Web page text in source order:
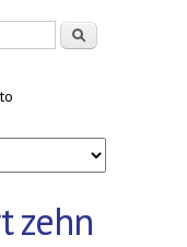
zehn